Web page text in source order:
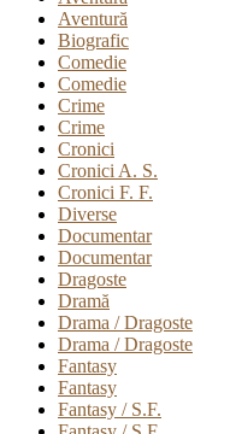
Aventură
Biografic
Comedie
Comedie
Crime
Crime
Cronici
Cronici A. S.
Cronici F. F.
Diverse
Documentar
Documentar
Dragoste
Dramă
Drama / Dragoste
Drama / Dragoste
Fantasy
Fantasy
Fantasy / S.F.